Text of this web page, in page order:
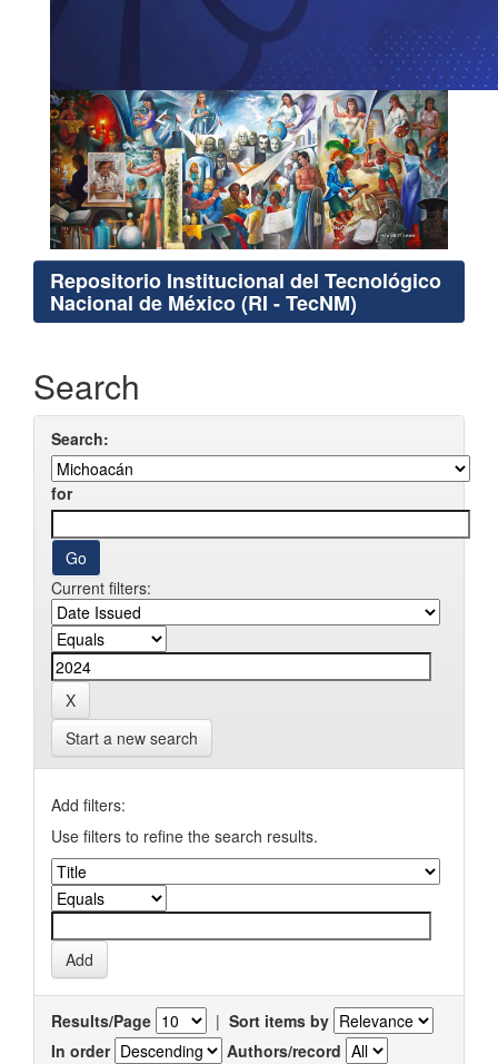
Repositorio Institucional del Tecnológico
Nacional de México (RI - TecNM)
Search
Search:
for
Current filters:
Start a new search
Add filters:
Use filters to refine the search results.
Results/Page | Sort items by
In order
Authors/record